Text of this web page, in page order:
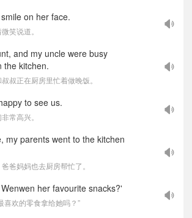
on her face.
笑说道。
and my uncle were busy
the kitchen.
叔正在厨房里忙着做晚饭。
to see us.
常高兴。
my parents went to the kitchen
爸妈妈也去厨房帮忙了。
her favourite snacks?'
喜欢的零食拿给她吗？”